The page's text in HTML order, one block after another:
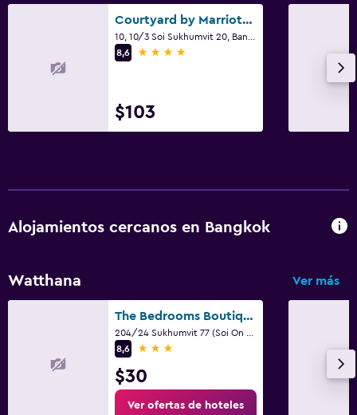
Courtyard by Marriott Bangkok Sukhumvit 20
8,6
4 estrellas
$103
Alojamientos cercanos en Bangkok
Watthana Ver más
The Bedrooms Boutique Hotel Bangkok
8,6
3 estrellas
$30
Ver ofertas de hoteles